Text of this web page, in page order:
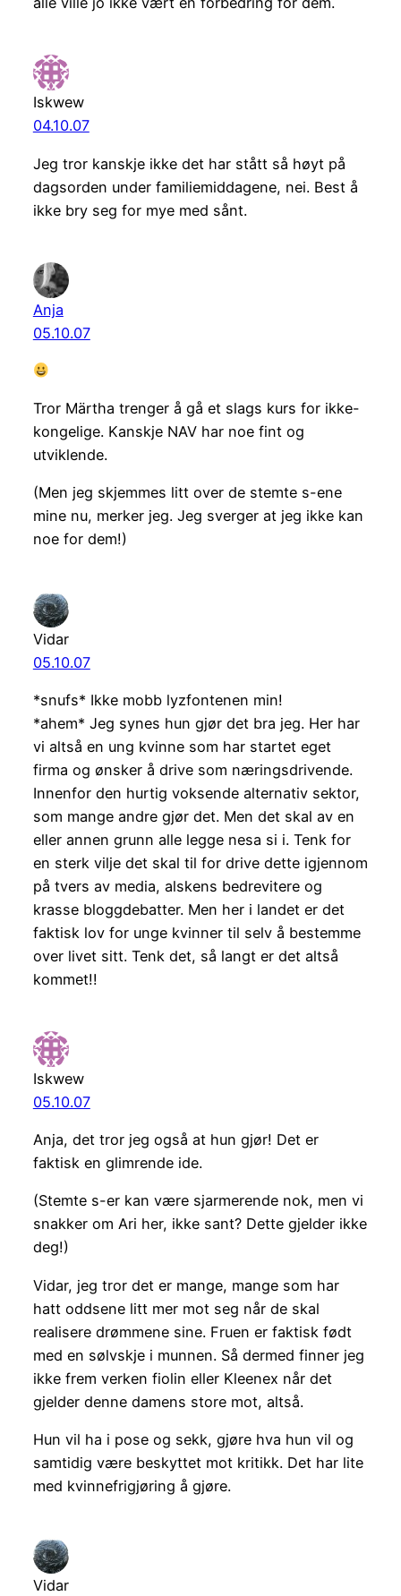
Iskwew
04.10.07
Jeg tror kanskje ikke det har stått så høyt på
dagsorden under familiemiddagene, nei. Best å
ikke bry seg for mye med sånt.
Anja
05.10.07
Tror Märtha trenger å gå et slags kurs for ikke-
kongelige. Kanskje NAV har noe fint og
utviklende.
(Men jeg skjemmes litt over de stemte s-ene
mine nu, merker jeg. Jeg sverger at jeg ikke kan
noe for dem!)
Vidar
05.10.07
*snufs* Ikke mobb lyzfontenen min!
*ahem* Jeg synes hun gjør det bra jeg. Her har
vi altså en ung kvinne som har startet eget
firma og ønsker å drive som næringsdrivende.
Innenfor den hurtig voksende alternativ sektor,
som mange andre gjør det. Men det skal av en
eller annen grunn alle legge nesa si i. Tenk for
en sterk vilje det skal til for drive dette igjennom
på tvers av media, alskens bedrevitere og
krasse bloggdebatter. Men her i landet er det
faktisk lov for unge kvinner til selv å bestemme
over livet sitt. Tenk det, så langt er det altså
kommet!!
Iskwew
05.10.07
Anja, det tror jeg også at hun gjør! Det er
faktisk en glimrende ide.
(Stemte s-er kan være sjarmerende nok, men vi
snakker om Ari her, ikke sant? Dette gjelder ikke
deg!)
Vidar, jeg tror det er mange, mange som har
hatt oddsene litt mer mot seg når de skal
realisere drømmene sine. Fruen er faktisk født
med en sølvskje i munnen. Så dermed finner jeg
ikke frem verken fiolin eller Kleenex når det
gjelder denne damens store mot, altså.
Hun vil ha i pose og sekk, gjøre hva hun vil og
samtidig være beskyttet mot kritikk. Det har lite
med kvinnefrigjøring å gjøre.
Vidar